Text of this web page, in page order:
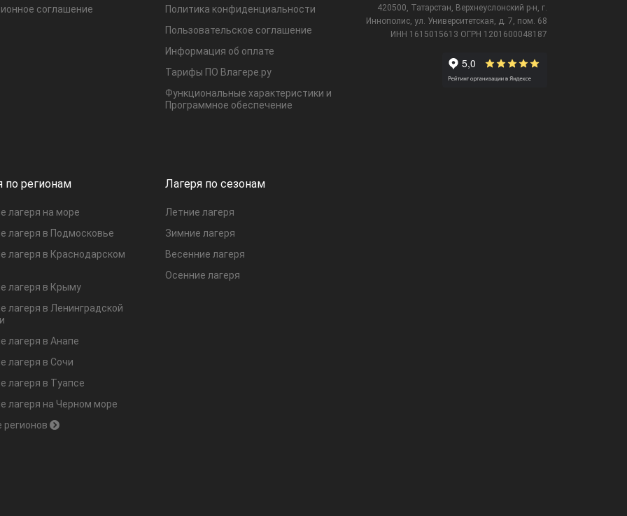
соглашение
Политика конфиденциальности
Пользовательское соглашение
Информация об оплате
Тарифы ПО Влагере.ру
Функциональные характеристики и
Программное обеспечение
по регионам
лагеря на море
лагеря в Подмосковье
лагеря в Краснодарском
лагеря в Крыму
лагеря в Ленинградской
лагеря в Анапе
лагеря в Сочи
лагеря в Туапсе
лагеря на Черном море
Лагеря по сезонам
Летние лагеря
Зимние лагеря
Весенние лагеря
Осенние лагеря
420500, Татарстан, Верхнеуслонский р-н, г.
Иннополис, ул. Университетская,
д. 7, пом. 68
ИНН 1615015613 ОГРН 1201600048187